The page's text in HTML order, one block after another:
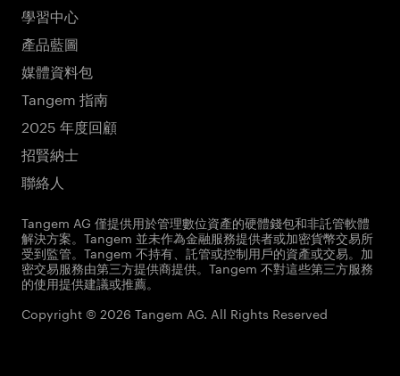
學習中心
產品藍圖
媒體資料包
Tangem 指南
2025 年度回顧
招賢納士
聯絡人
Tangem AG 僅提供用於管理數位資產的硬體錢包和非託管軟體
解決方案。Tangem 並未作為金融服務提供者或加密貨幣交易所
受到監管。Tangem 不持有、託管或控制用戶的資產或交易。加
密交易服務由第三方提供商提供。Tangem 不對這些第三方服務
的使用提供建議或推薦。